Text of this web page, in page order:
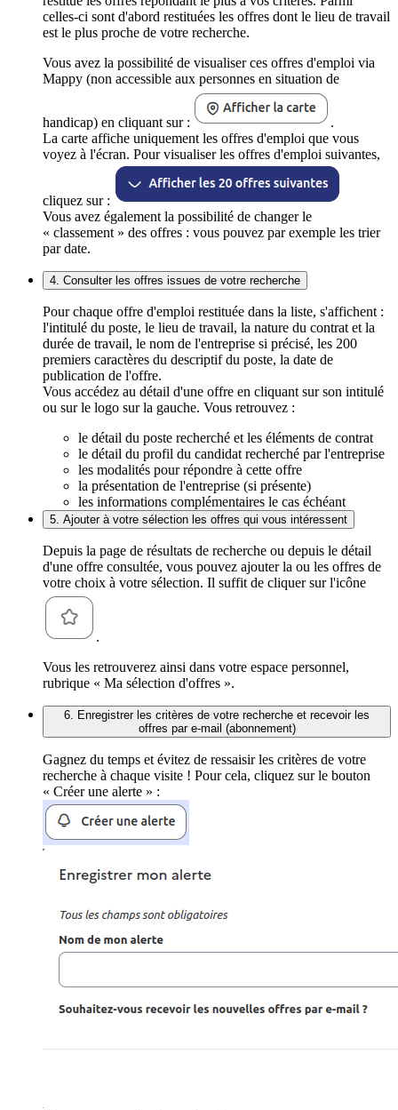
celles-ci sont d'abord restituées les offres dont le lieu de travail
est le plus proche de votre recherche.
Vous avez la possibilité de visualiser ces offres d'emploi via
Mappy (non accessible aux personnes en situation de
handicap) en cliquant sur :
.
La carte affiche uniquement les offres d'emploi que vous
voyez à l'écran. Pour visualiser les offres d'emploi suivantes,
cliquez sur :
Vous avez également la possibilité de changer le
« classement » des offres : vous pouvez par exemple les trier
par date.
4. Consulter les offres issues de votre recherche
Pour chaque offre d'emploi restituée dans la liste, s'affichent :
l'intitulé du poste, le lieu de travail, la nature du contrat et la
durée de travail, le nom de l'entreprise si précisé, les 200
premiers caractères du descriptif du poste, la date de
publication de l'offre.
Vous accédez au détail d'une offre en cliquant sur son intitulé
ou sur le logo sur la gauche. Vous retrouvez :
le détail du poste recherché et les éléments de contrat
le détail du profil du candidat recherché par l'entreprise
les modalités pour répondre à cette offre
la présentation de l'entreprise (si présente)
les informations complémentaires le cas échéant
5. Ajouter à votre sélection les offres qui vous intéressent
Depuis la page de résultats de recherche ou depuis le détail
d'une offre consultée, vous pouvez ajouter la ou les offres de
votre choix à votre sélection. Il suffit de cliquer sur l'icône
.
Vous les retrouverez ainsi dans votre espace personnel,
rubrique « Ma sélection d'offres ».
6. Enregistrer les critères de votre recherche et recevoir les
offres par e-mail (abonnement)
Gagnez du temps et évitez de ressaisir les critères de votre
recherche à chaque visite ! Pour cela, cliquez sur le bouton
« Créer une alerte » :